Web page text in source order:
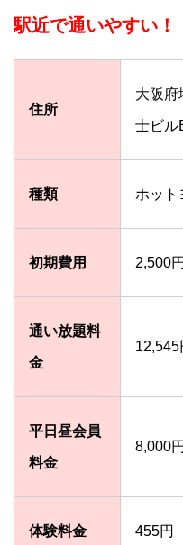
駅近で通いやすい！
住所
大阪
士ビル
種類 ホット
初期費用 2,500
通い放題料
金
12,545
平日昼会員
料金
8,000円
体験料金 455円